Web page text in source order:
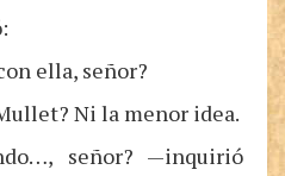
ella, señor?
Ni la menor idea.
señor? —inquirió